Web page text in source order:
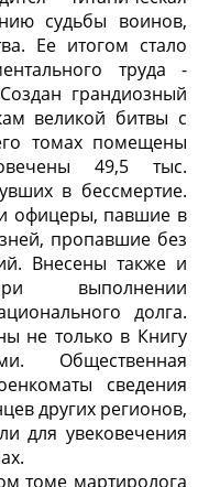
судьбы воинов,
Ее итогом стало
труда -
грандиозный
великой битвы с
томах помещены
49,5 тыс.
в бессмертие.
офицеры, павшие в
пропавшие без
Внесены также и
выполнении
долга.
не только в Книгу
Общественная
сведения
других регионов,
для увековечения
томе мартиролога